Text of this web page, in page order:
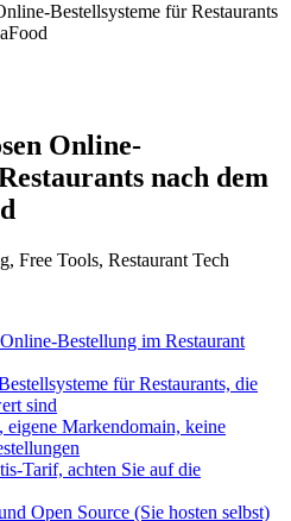
Bestellsysteme für Restaurants
Online-
nach dem
Free Tools, Restaurant Tech
Bestellung im Restaurant
für Restaurants, die
sind
Markendomain, keine
Tarif, achten Sie auf die
Open Source (Sie hosten selbst)